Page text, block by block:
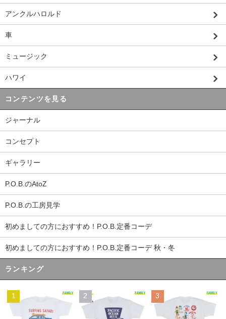
アンクルハロルド
車
ミュージック
ハワイ
コンテンツを見る
ジャーナル
コンセプト
ギャラリー
P.O.B.のAtoZ
P.O.B.の工房見学
初めましての方におすすめ！P.O.B.定番コーデ
初めましての方におすすめ！P.O.B.定番コーデ 秋・冬
ランキング
1 2 3